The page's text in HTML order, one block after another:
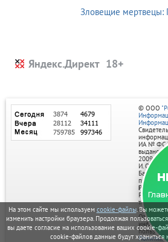
На этом сайте мы используем cookie-файлы. Вы
изменить настройки браузера. Продолжая
вы даете согласие на использование ваших cookie-
cookie-файлов данные будут храниться
Зловещие мертвецы:
Яндекс.Директ
© ООО
ИА № ФС
выдано
2009г.
И. О.
Баннеры
правах
Реклама
тел. 7-
email: